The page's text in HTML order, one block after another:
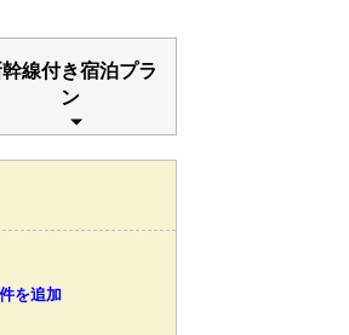
線付き宿泊プラ
ン
を追加